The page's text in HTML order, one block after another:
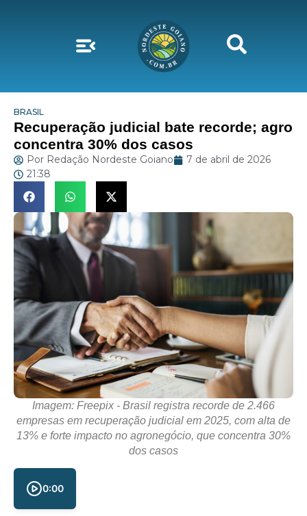
BRASIL
Recuperação judicial bate recorde; agro
concentra 30% dos casos
Por Redação Nordeste Goiano
7 de abril de 2026
21:38
Imagem: Freepix - Brasil registra recorde de 2.466
empresas em recuperação judicial em 2025, com alta de
13% e forte impacto no agronegócio, que concentra 30%
dos casos
0:00